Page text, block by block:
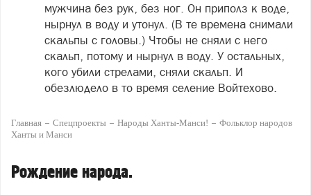
мужчина без рук, без ног. Он приполз к воде,
нырнул в воду и утонул. (В те времена снимали
скальпы с головы.) Чтобы не сняли с него
скальп, потому и нырнул в воду. У остальных,
кого убили стрелами, сняли скальп. И
обезлюдело в то время селение Войтехово.
Главная Спецпроекты Народы Ханты-Манси!
Фольклор народов
Ханты и Манси
Рождение народа.